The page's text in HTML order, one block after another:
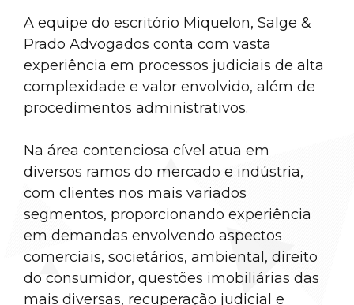
A equipe do escritório Miquelon, Salge &
Prado Advogados conta com vasta
experiência em processos judiciais de alta
complexidade e valor envolvido, além de
procedimentos administrativos.
Na área contenciosa cível atua em
diversos ramos do mercado e indústria,
com clientes nos mais variados
segmentos, proporcionando experiência
em demandas envolvendo aspectos
comerciais, societários, ambiental, direito
do consumidor, questões imobiliárias das
mais diversas, recuperação judicial e